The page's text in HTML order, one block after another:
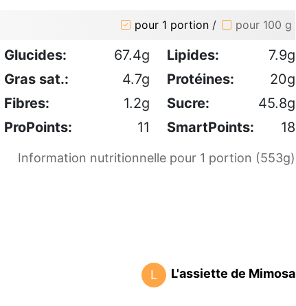
pour 1 portion / pour 100 g
Glucides: 67.4g Lipides:
7.9g
Gras sat.:
4.7g Protéines:
20g
Fibres:
1.2g Sucre:
45.8g
ProPoints:
11 SmartPoints: 18
Information nutritionnelle pour 1 portion (553g)
L L'assiette de Mimosa